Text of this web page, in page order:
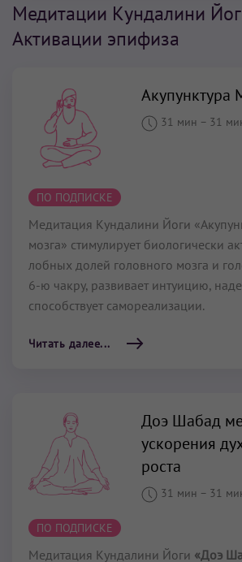
Медитации Кундалини
Активации эпифиза
Акупунктура
31 мин – 31
ПО ПОДПИСКЕ
Медитация Кундалини Йоги
мозга» стимулирует биологически
лобных долей головного мозга и
6-ю чакру, развивает интуицию,
способствует самореализации.
Читать далее...
Доэ Шабад
ускорения
роста
31 мин – 31
ПО ПОДПИСКЕ
Медитация Кундалини Йоги «Доэ